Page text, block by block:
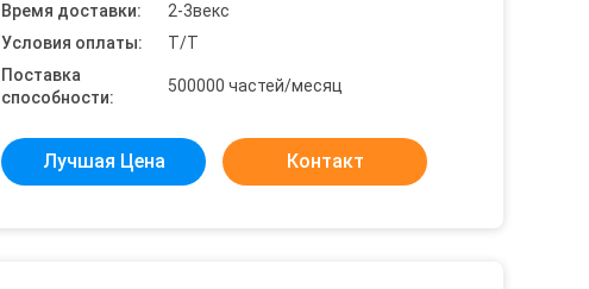
Время доставки:
2-3векс
Условия оплаты:
T/T
Поставка
способности:
500000 частей/месяц
Лучшая Цена Контакт